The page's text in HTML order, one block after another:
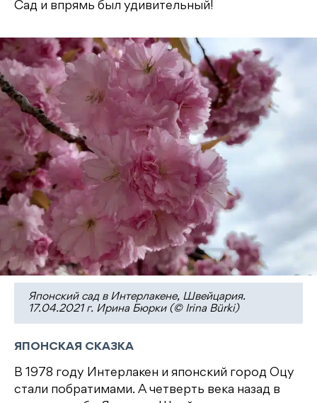
Сад и впрямь был удивительный!
Японский сад в Интерлакене, Швейцария.
17.04.2021 г. Ирина Бюрки (© Irina Bürki)
ЯПОНСКАЯ СКАЗКА
В 1978 году Интерлакен и японский город Оцу
стали побратимами. А четверть века назад в